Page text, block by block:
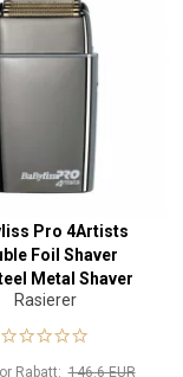
Pro 4Artists
Foil Shaver
Metal Shaver
Rasierer
Rabatt:146.6 EUR